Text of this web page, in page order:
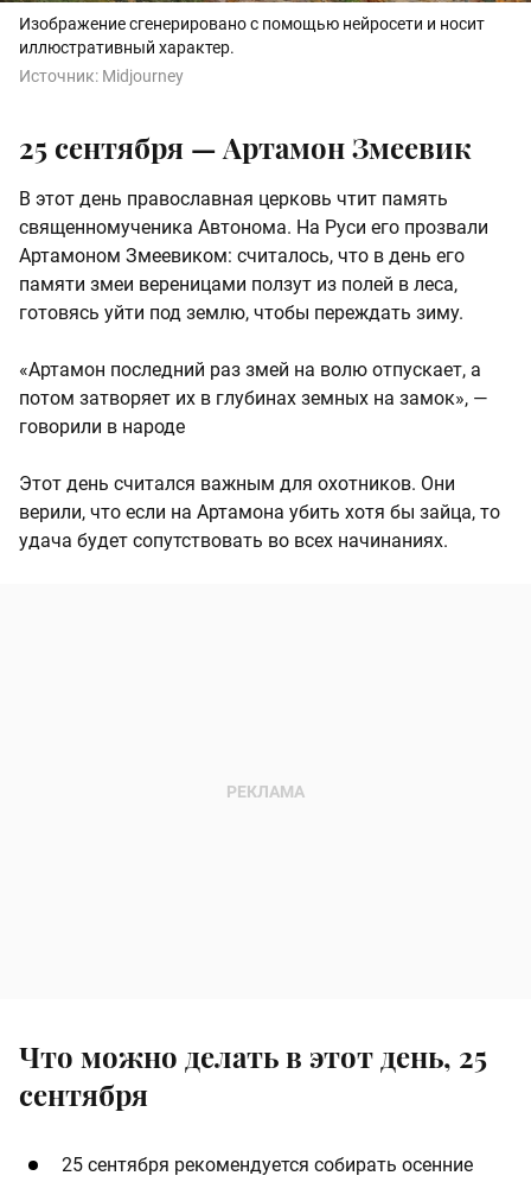
Изображение сгенерировано с помощью нейросети и носит
иллюстративный характер.
Источник: Midjourney
25 сентября — Артамон Змеевик
В этот день православная церковь чтит память
священномученика Автонома. На Руси его прозвали
Артамоном Змеевиком: считалось, что в день его
памяти змеи вереницами ползут из полей в леса,
готовясь уйти под землю, чтобы переждать зиму.
«Артамон последний раз змей на волю отпускает, а
потом затворяет их в глубинах земных на замок», —
говорили в народе
Этот день считался важным для охотников. Они
верили, что если на Артамона убить хотя бы зайца, то
удача будет сопутствовать во всех начинаниях.
Что можно делать в этот день, 25
сентября
25 сентября рекомендуется собирать осенние